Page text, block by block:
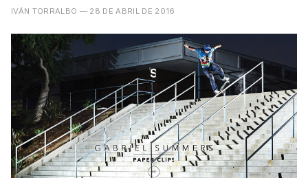
que...
IVÁN TORRALBO — 28 DE ABRIL DE 2016